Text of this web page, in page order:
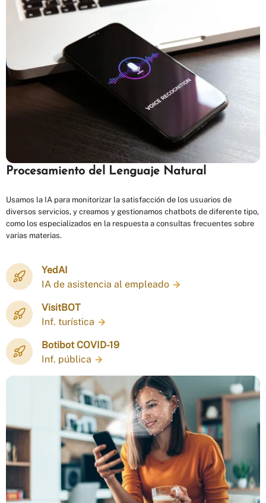
Procesamiento del Lenguaje Natural
Usamos la IA para monitorizar la satisfacción de los usuarios de
diversos servicios, y creamos y gestionamos chatbots de diferente tipo,
como los especializados en la respuesta a consultas frecuentes sobre
varias materias.
YedAI
IA de asistencia al empleado
VisitBOT
Inf. turística
Botibot COVID-19
Inf. pública